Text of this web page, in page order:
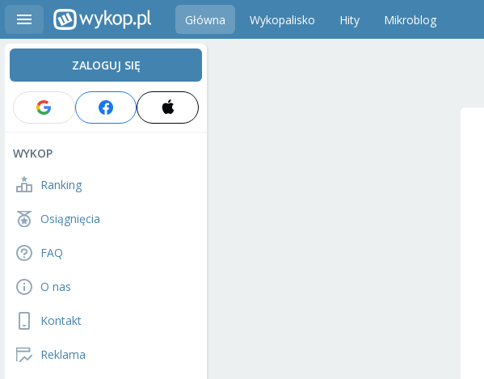
Główna Wykopalisko Hity Mikroblog
ZALOGUJ SIĘ
WYKOP
Ranking
Osiągnięcia
FAQ
O nas
Kontakt
Reklama